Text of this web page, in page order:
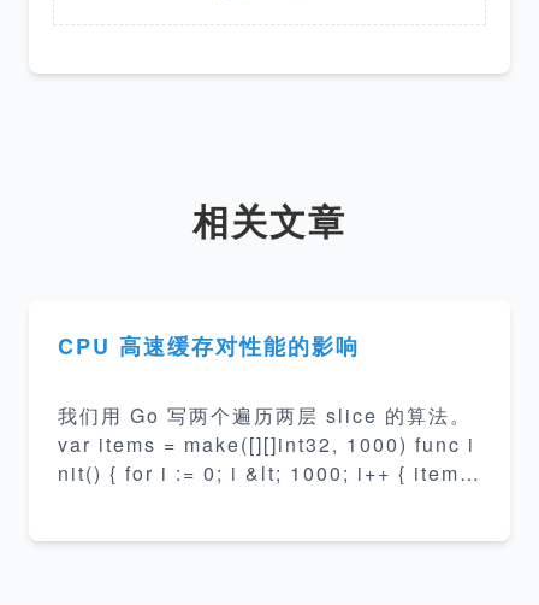
相关文章
CPU 高速缓存对性能的影响
我们用 Go 写两个遍历两层 slice 的算法。
var items = make([][]int32, 1000) func i
nit() { for i := 0; i &lt; 1000; i++ { items